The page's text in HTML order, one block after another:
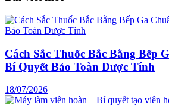
Cách Sắc Thuốc Bắc Bằng Bếp
Bí Quyết Bảo Toàn Dược Tính
18/07/2026